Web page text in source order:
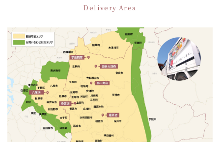
Delivery Area